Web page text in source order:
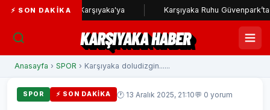
⚡ SON DAKIKA
Voleybol'dan Karşıyaka'ya Karşıyaka Ruhu Güvenpark’ta Atıyor
KARŞIYAKA HABER
Anasayfa › SPOR › Karşıyaka doludizgin......
SPOR ⚡ SON DAKIKA 🕐 13 Aralık 2025, 21:10💬 0 yorum